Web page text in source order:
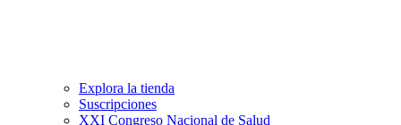
Explora la tienda
Suscripciones
XXI Congreso Nacional de Salud